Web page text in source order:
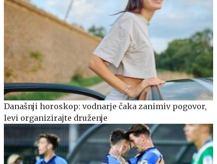
Današnji horoskop: vodnarje čaka zanimiv pogovor,
levi organizirajte druženje